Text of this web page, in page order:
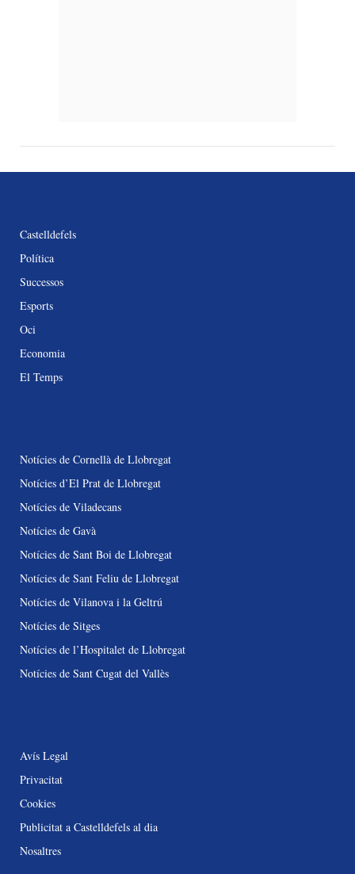
Castelldefels
Política
Successos
Esports
Oci
Economia
El Temps
Notícies de Cornellà de Llobregat
Notícies d’El Prat de Llobregat
Notícies de Viladecans
Notícies de Gavà
Notícies de Sant Boi de Llobregat
Notícies de Sant Feliu de Llobregat
Notícies de Vilanova i la Geltrú
Notícies de Sitges
Notícies de l’Hospitalet de Llobregat
Notícies de Sant Cugat del Vallès
Avís Legal
Privacitat
Cookies
Publicitat a Castelldefels al dia
Nosaltres